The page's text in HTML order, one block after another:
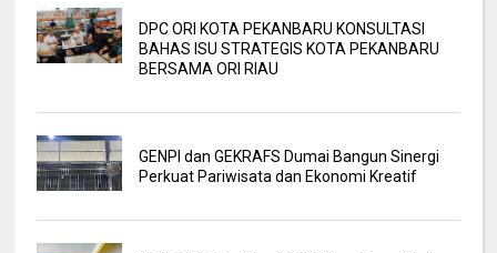
DPC ORI KOTA PEKANBARU KONSULTASI
BAHAS ISU STRATEGIS KOTA PEKANBARU
BERSAMA ORI RIAU
GENPI dan GEKRAFS Dumai Bangun Sinergi
Perkuat Pariwisata dan Ekonomi Kreatif